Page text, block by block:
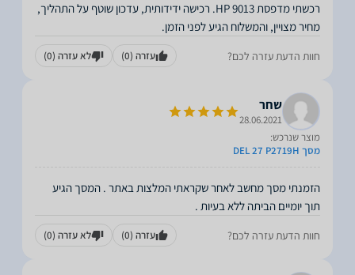
רכשתי מדפסת HP 9013. רכישה ידידותית, עדכון שוטף על התהליך,
מחיר מצויין, והמשלוח הגיע לפני הזמן.
חוות הדעת עזרה לכם? עזרה (0) לא עזרה (0)
שחר
28.06.2021
מוצר שנרכש:
מסך DEL 27 P2719H
הזמנתי מסך מחשב לאחר שקראתי המלצות באתר . המסך הגיע
תוך יומיים הביתה ללא בעיות .
חוות הדעת עזרה לכם? עזרה (0) לא עזרה (0)